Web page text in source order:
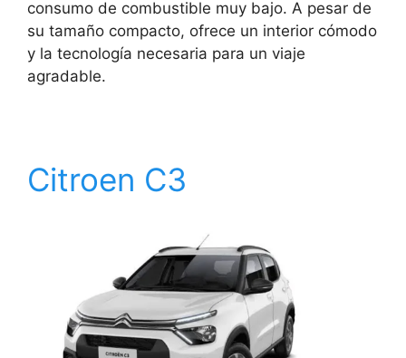
consumo de combustible muy bajo. A pesar de
su tamaño compacto, ofrece un interior cómodo
y la tecnología necesaria para un viaje
agradable.
Citroen C3